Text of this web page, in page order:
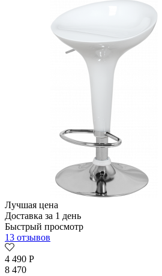
Лучшая цена
Доставка за 1 день
Быстрый просмотр
13 отзывов
4 490 Р
8 470